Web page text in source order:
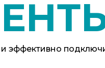
эффективно